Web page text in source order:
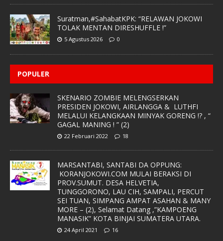
Suratman,#SahabatKPK: “RELAWAN JOKOWI
TOLAK MENTAN DIRESHUFFLE !”
5 Agustus 2026 0
POPULER
SKENARIO ZOMBIE MELENGSERKAN
PRESIDEN JOKOWI, AIRLANGGA & LUTHFI
MELALUI KELANGKAAN MINYAK GORENG !? , “
GAGAL MANING ! ” (2)
22 Februari 2022 18
MARSANTABI, SANTABI DA OPPUNG:
KORANJOKOWI.COM MULAI BERAKSI DI
PROV.SUMUT. DESA HELVETIA,
TUNGGORONO, LAU CIH, SAMPALI, PERCUT
SEI TUAN, SIMPANG AMPAT ASAHAN & MANY
MORE – (2), Selamat Datang ,”KAMPOENG
MANASIK” KOTA BINJAI SUMATERA UTARA.
24 April 2021 16